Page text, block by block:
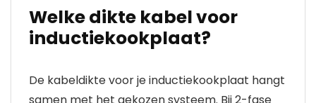
Welke dikte kabel voor
inductiekookplaat?
De kabeldikte voor je inductiekookplaat hangt